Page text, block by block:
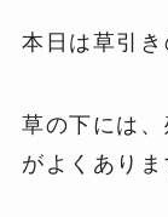
本日は草引き
草の下には
がよくありま